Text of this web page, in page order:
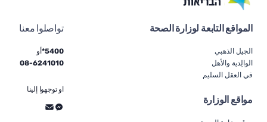
المواقع التابعة لوزارة الصحة
الجيل الذهبي
الوالِدية والأهل
في العقل السليم
مواقع الوزارة
تواصلوا معنا
5400*
أو
6241010
-
08
او توجهوا إلينا